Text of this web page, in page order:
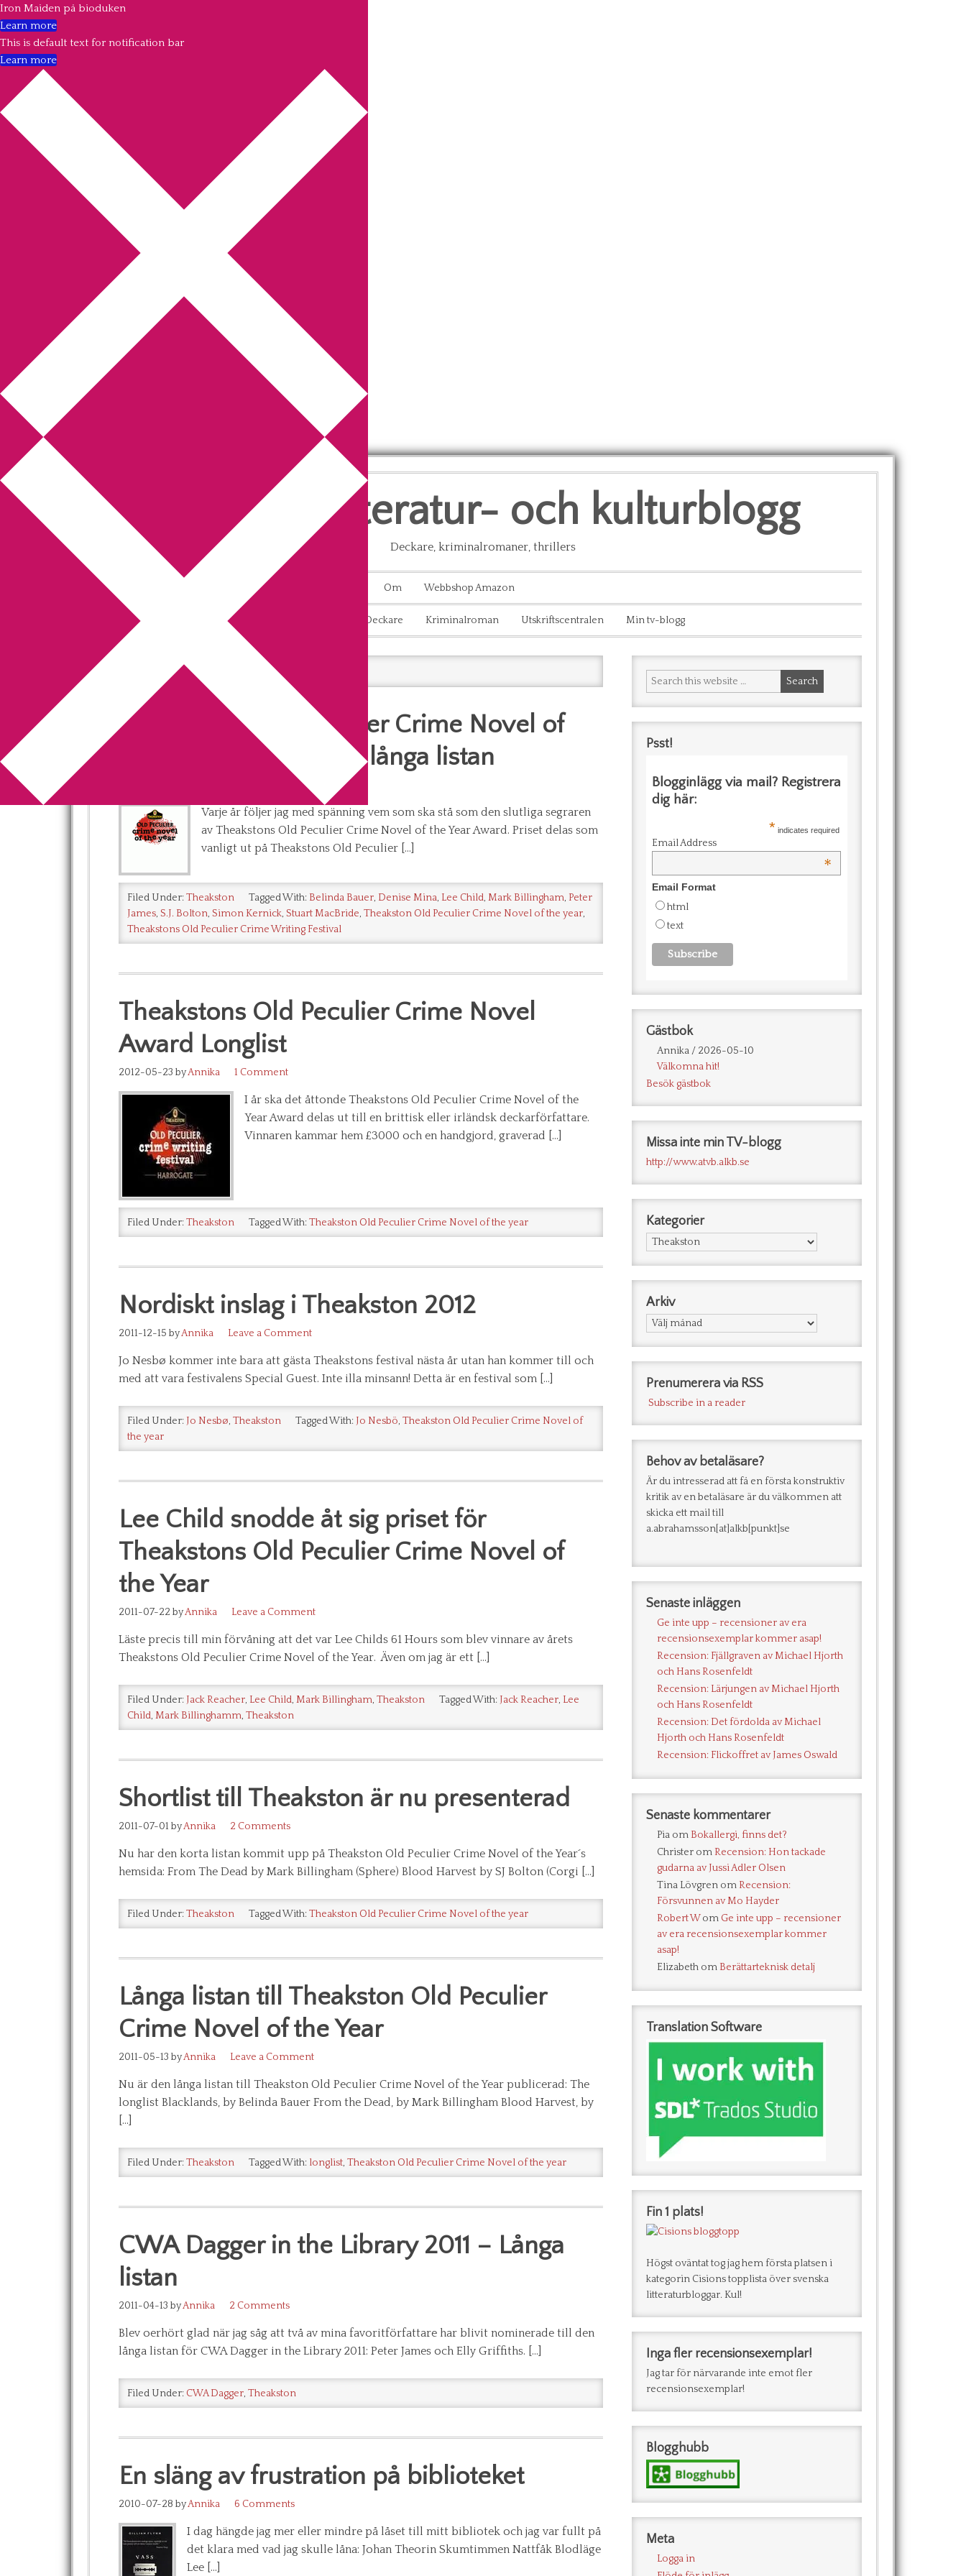
Annikas litteratur- och kulturblogg
Deckare, kriminalromaner, thrillers
Författarfemman Om Webbshop Amazon
Gästinlägg Bokbloggsjerka Deckare Kriminalroman Utskriftscentralen Min tv-blogg
You are here:Home Archives for Theakston
Theakstons Old Peculier Crime Novel of
the Year Award – Den långa listan
Varje år följer jag med spänning vem som ska stå som den slutliga segraren
av Theakstons Old Peculier Crime Novel of the Year Award. Priset delas som
vanligt ut på Theakstons Old Peculier […]
Filed Under: Theakston Tagged With: Belinda Bauer, Denise Mina, Lee Child, Mark Billingham, Peter
James, S.J. Bolton, Simon Kernick, Stuart MacBride, Theakston Old Peculier Crime Novel of the year,
Theakstons Old Peculier Crime Writing Festival
Theakstons Old Peculier Crime Novel
Award Longlist
2012-05-23 byAnnika 1 Comment
I år ska det åttonde Theakstons Old Peculier Crime Novel of the
Year Award delas ut till en brittisk eller irländsk deckarförfattare.
Vinnaren kammar hem £3000 och en handgjord, graverad […]
Filed Under: Theakston Tagged With: Theakston Old Peculier Crime Novel of the year
Nordiskt inslag i Theakston 2012
2011-12-15 byAnnika Leave a Comment
Jo Nesbø kommer inte bara att gästa Theakstons festival nästa år utan han kommer till och
med att vara festivalens Special Guest. Inte illa minsann! Detta är en festival som […]
Filed Under: Jo Nesbø, Theakston Tagged With: Jo Nesbö, Theakston Old Peculier Crime Novel of
the year
Lee Child snodde åt sig priset för
Theakstons Old Peculier Crime Novel of
the Year
2011-07-22 byAnnika Leave a Comment
Läste precis till min förvåning att det var Lee Childs 61 Hours som blev vinnare av årets
Theakstons Old Peculier Crime Novel of the Year. Även om jag är ett […]
Filed Under: Jack Reacher, Lee Child, Mark Billingham, Theakston Tagged With: Jack Reacher, Lee
Child, Mark Billinghamm, Theakston
Shortlist till Theakston är nu presenterad
2011-07-01 byAnnika 2 Comments
Nu har den korta listan kommit upp på Theakston Old Peculier Crime Novel of the Year´s
hemsida: From The Dead by Mark Billingham (Sphere) Blood Harvest by SJ Bolton (Corgi […]
Filed Under: Theakston Tagged With: Theakston Old Peculier Crime Novel of the year
Långa listan till Theakston Old Peculier
Crime Novel of the Year
2011-05-13 byAnnika Leave a Comment
Nu är den långa listan till Theakston Old Peculier Crime Novel of the Year publicerad: The
longlist Blacklands, by Belinda Bauer From the Dead, by Mark Billingham Blood Harvest, by
[…]
Filed Under: Theakston Tagged With: longlist, Theakston Old Peculier Crime Novel of the year
CWA Dagger in the Library 2011 – Långa
listan
2011-04-13 byAnnika 2 Comments
Blev oerhört glad när jag såg att två av mina favoritförfattare har blivit nominerade till den
långa listan för CWA Dagger in the Library 2011: Peter James och Elly Griffiths. […]
Filed Under: CWA Dagger, Theakston
En släng av frustration på biblioteket
2010-07-28 byAnnika 6 Comments
I dag hängde jag mer eller mindre på låset till mitt bibliotek och jag var fullt på
det klara med vad jag skulle låna: Johan Theorin Skumtimmen Nattfåk Blodläge
Lee […]
Psst!
Blogginlägg via mail? Registrera
dig här:
* indicates required
Email Address
*
Email Format
html
text
Gästbok
Annika/ 2026-05-10
Välkomna hit!
Besök gästbok
Missa inte min TV-blogg
http://www.atvb.alkb.se
Kategorier
Kategorier
Arkiv
Arkiv
Prenumerera via RSS
Subscribe in a reader
Behov av betaläsare?
Är du intresserad att få en första konstruktiv
kritik av en betaläsare är du välkommen att
skicka ett mail till
a.abrahamsson[at]alkb[punkt]se
Senaste inläggen
Ge inte upp – recensioner av era
recensionsexemplar kommer asap!
Recension: Fjällgraven av Michael Hjorth
och Hans Rosenfeldt
Recension: Lärjungen av Michael Hjorth
och Hans Rosenfeldt
Recension: Det fördolda av Michael
Hjorth och Hans Rosenfeldt
Recension: Flickoffret av James Oswald
Senaste kommentarer
Pia om Bokallergi, finns det?
Christer om Recension: Hon tackade
gudarna av Jussi Adler Olsen
Tina Lövgren om Recension:
Försvunnen av Mo Hayder
Robert Wom Ge inte upp – recensioner
av era recensionsexemplar kommer
asap!
Elizabeth om Berättarteknisk detalj
Translation Software
Fin 1 plats!
Högst oväntat tog jag hem första platsen i
kategorin Cisions topplista över svenska
litteraturbloggar. Kul!
Inga fler recensionsexemplar!
Jag tar för närvarande inte emot fler
recensionsexemplar!
Blogghubb
Meta
Logga in
Iron Maiden på bioduken
Learn more
This is default text for notification bar
Learn more